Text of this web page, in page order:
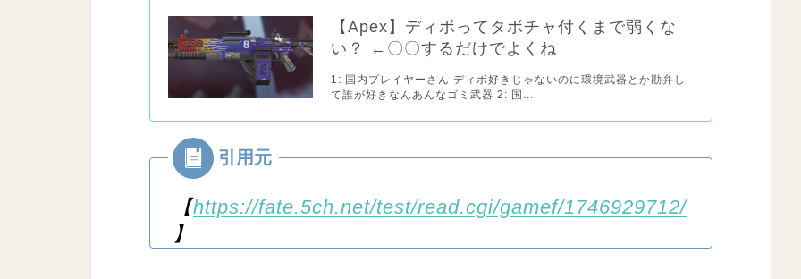
【Apex】ディボってタボチャ付くまで弱くな
い？ ←〇〇するだけでよくね
1: 国内プレイヤーさん ディボ好きじゃないのに環境武器とか勘弁し
て誰が好きなんあんなゴミ武器 2: 国...
【https://fate.5ch.net/test/read.cgi/gamef/1746929712/
】